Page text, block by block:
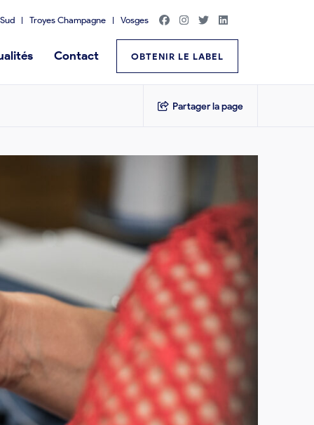
Sud Troyes Champagne Vosges
Contact OBTENIR LE LABEL
Partager la page